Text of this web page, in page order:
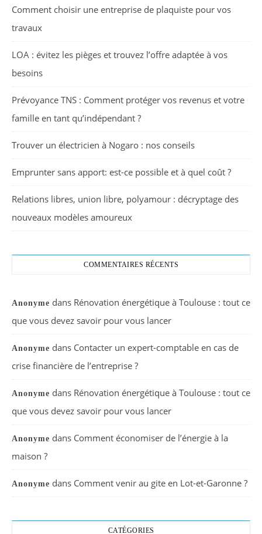
Comment choisir une entreprise de plaquiste pour vos
travaux
LOA : évitez les pièges et trouvez l’offre adaptée à vos
besoins
Prévoyance TNS : Comment protéger vos revenus et votre
famille en tant qu’indépendant ?
Trouver un électricien à Nogaro : nos conseils
Emprunter sans apport: est-ce possible et à quel coût ?
Relations libres, union libre, polyamour : décryptage des
nouveaux modèles amoureux
COMMENTAIRES RÉCENTS
Anonyme dans Rénovation énergétique à Toulouse : tout ce
que vous devez savoir pour vous lancer
Anonyme dans Contacter un expert-comptable en cas de
crise financière de l’entreprise ?
Anonyme dans Rénovation énergétique à Toulouse : tout ce
que vous devez savoir pour vous lancer
Anonyme dans Comment économiser de l’énergie à la
maison ?
Anonyme dans Comment venir au gite en Lot-et-Garonne ?
CATÉGORIES